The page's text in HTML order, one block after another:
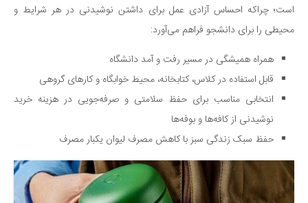
سینما و تئاتر
تلویزیون
موسیقی
چهره‌ها
عکاسی و هنرهای تجسمی
کتاب و کتاب‌خوانی
تاریخ
معماری
علمی
است؛ چراکه احساس آزادی عمل برای داشتن نوشیدنی در هر شرایط و
محیطی را برای دانشجو فراهم می‌آورد:
همراه همیشگی در مسیر رفت و آمد دانشگاه
قابل استفاده در کلاس، کتابخانه، محیط خوابگاه و کارهای گروهی
انتخابی مناسب برای حفظ سلامتی و صرفه‌جویی در هزینه خرید
نوشیدنی از کافه‌ها و بوفه‌ها
حفظ سبک زندگی سبز با کاهش مصرف لیوان یکبار مصرف